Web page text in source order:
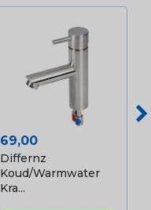
Prijs
69,00
Differnz
Koud/warmwater
Kra...